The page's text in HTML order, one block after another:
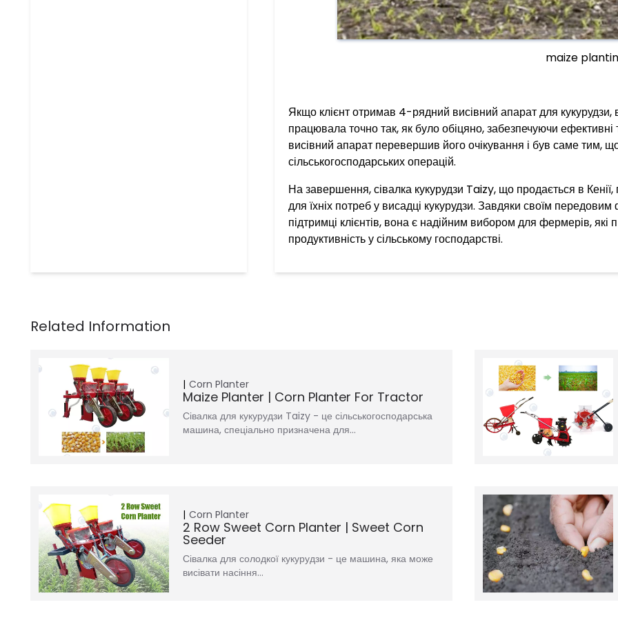
maize
Якщо клієнт отримав 4-рядний висівний апарат для кукурудзи,
працювала точно так, як було обіцяно, забезпечуючи ефективні
висівний апарат перевершив його очікування і був саме тим,
сільськогосподарських операцій.
На завершення, сівалка кукурудзи Taizy, що продається в
для їхніх потреб у висадці кукурудзи. Завдяки своїм
підтримці клієнтів, вона є надійним вибором для фермерів,
продуктивність у сільському господарстві.
Corn Planter
Maize Planter | Corn Planter For Tractor
Сівалка для кукурудзи Taizy - це сільськогосподарська
машина, спеціально призначена для…
Corn Planter
2 Row Sweet Corn Planter | Sweet Corn
Seeder
Сівалка для солодкої кукурудзи - це машина, яка може
висівати насіння…